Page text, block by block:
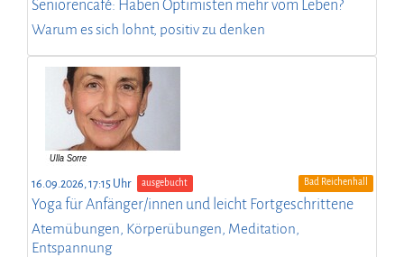
Seniorencafé: Haben Optimisten mehr vom Leben?
Warum es sich lohnt, positiv zu denken
16.09.2026, 17:15 Uhr ausgebucht Bad Reichenhall
Yoga für Anfänger/innen und leicht Fortgeschrittene
Atemübungen, Körperübungen, Meditation,
Entspannung